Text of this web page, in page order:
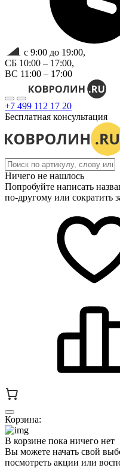
с 9:00 до 19:00,
СБ 10:00 – 17:00,
ВС 11:00 – 17:00
+7 499 112 17 20
Бесплатная консультация
Ничего не нашлось
Попробуйте написать
по-другому или сократить
Корзина:
В корзине пока ничего нет
Вы можете начать свой
посмотреть акции или